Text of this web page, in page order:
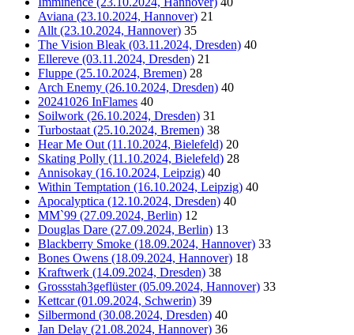
Aviana (23.10.2024, Hannover) 21
Allt (23.10.2024, Hannover) 35
The Vision Bleak (03.11.2024, Dresden) 40
Ellereve (03.11.2024, Dresden) 21
Fluppe (25.10.2024, Bremen) 28
Arch Enemy (26.10.2024, Dresden) 40
20241026 InFlames 40
Soilwork (26.10.2024, Dresden) 31
Turbostaat (25.10.2024, Bremen) 38
Hear Me Out (11.10.2024, Bielefeld) 20
Skating Polly (11.10.2024, Bielefeld) 28
Annisokay (16.10.2024, Leipzig) 40
Within Temptation (16.10.2024, Leipzig) 40
Apocalyptica (12.10.2024, Dresden) 40
MM`99 (27.09.2024, Berlin) 12
Douglas Dare (27.09.2024, Berlin) 13
Blackberry Smoke (18.09.2024, Hannover) 33
Bones Owens (18.09.2024, Hannover) 18
Kraftwerk (14.09.2024, Dresden) 38
Grossstah3geflüster (05.09.2024, Hannover) 33
Kettcar (01.09.2024, Schwerin) 39
Silbermond (30.08.2024, Dresden) 40
Jan Delay (21.08.2024, Hannover) 36